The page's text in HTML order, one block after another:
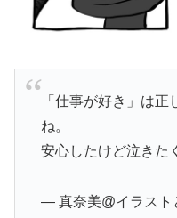
「仕事が好き」は
ね。
安心したけど泣きた
— 真奈美@イラスト